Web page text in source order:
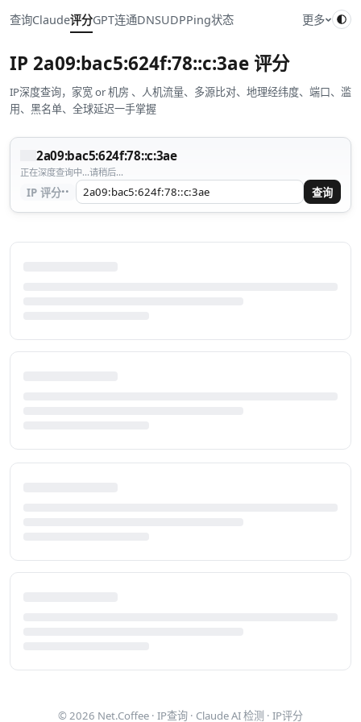
查询Claude评分GPT连通DNSUDPPing状态 更多
IP 2a09:bac5:624f:78::c:3ae 评分
IP深度查询，家宽 or 机房 、人机流量、多源比对、地理经纬度、端口、滥
用、黑名单、全球延迟一手掌握
2a09:bac5:624f:78::c:3ae
正在深度查询中...请稍后...
IP 评分·· 查询
© 2026 Net.Coffee · IP查询 · Claude AI 检测 · IP评分